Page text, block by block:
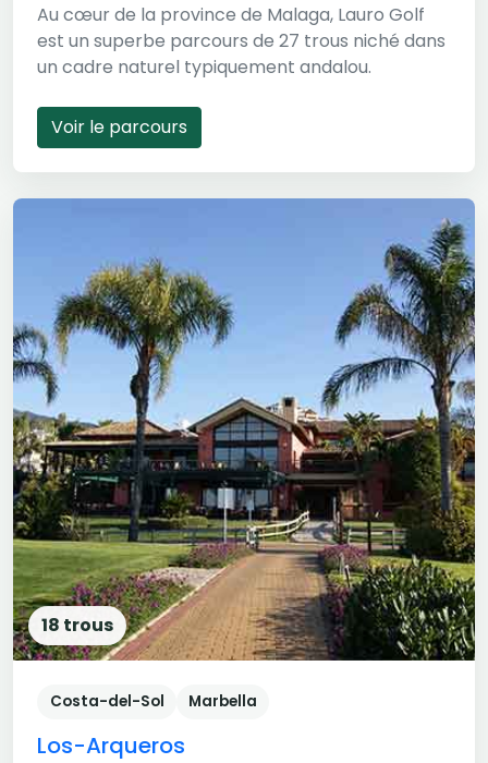
Au cœur de la province de Malaga, Lauro Golf
est un superbe parcours de 27 trous niché dans
un cadre naturel typiquement andalou.
Voir le parcours
18 trous
Costa-del-Sol Marbella
Los-Arqueros